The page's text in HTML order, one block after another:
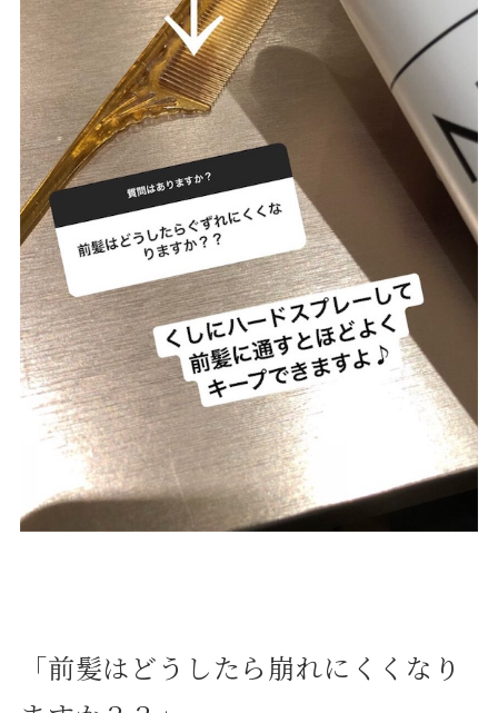
「前髪はどうしたら崩れにくくなり